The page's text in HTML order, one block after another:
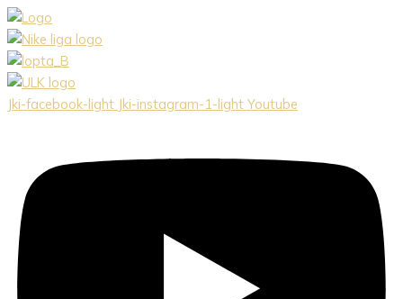
Preskočiť
na
obsah
Jki-facebook-light Jki-instagram-1-light Youtube